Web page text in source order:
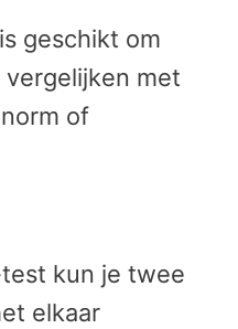
geschikt om
met
of
kun je twee
elkaar